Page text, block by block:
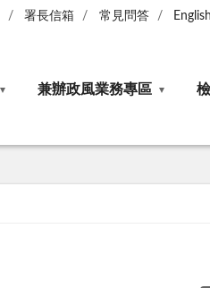
署長信箱 常見問答 English
兼辦政風業務專區